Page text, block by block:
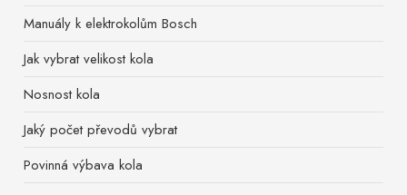
Manuály k elektrokolům Bosch
Jak vybrat velikost kola
Nosnost kola
Jaký počet převodů vybrat
Povinná výbava kola